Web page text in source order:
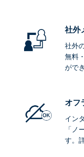
社外
社外
無料
がで
オフ
イン
「ノ
す。